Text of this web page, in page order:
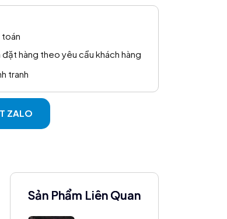
toán
đặt hàng theo yêu cầu khách hàng
tranh
ZALO
Sản Phẩm Liên Quan